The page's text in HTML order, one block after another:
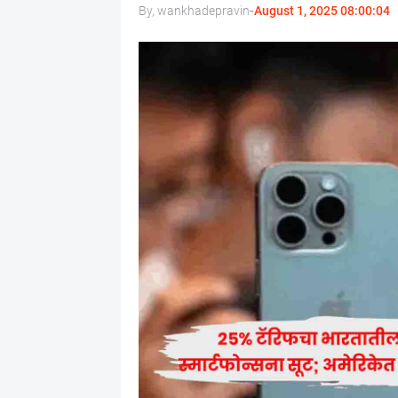
By, wankhadepravin-August 1, 2025 08:00:04